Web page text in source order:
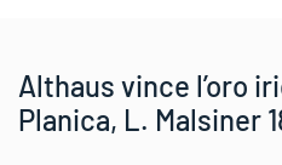
Althaus vince l’oro
Planica, L. Malsiner